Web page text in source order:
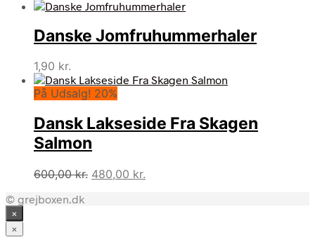
Danske Jomfruhummerhaler
1,90 kr.
På Udsalg! 20%
Dansk Lakseside Fra Skagen
Salmon
600,00kr. Den
480,00 kr.
© grejboxen.dk
×
×